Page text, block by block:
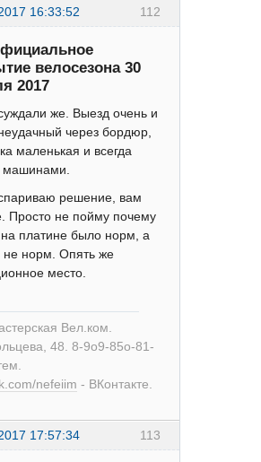
112
16:33:52
велосезона 30
2017
же. Выезд очень и
через бордюр,
маленькая и всегда
машинами.
решение, вам
Просто не пойму почему
на платине было норм, а
не норм. Опять же
место.
Вел.ком.
48. 8-9о9-85о-81-
nefeiim - ВКонтакте.
113
17:57:34